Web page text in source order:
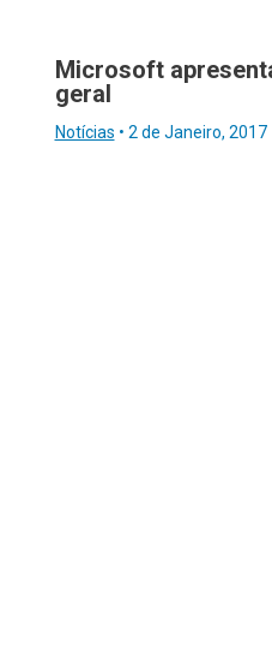
Microsoft
geral
Notícias • 2 de Janeiro, 2017